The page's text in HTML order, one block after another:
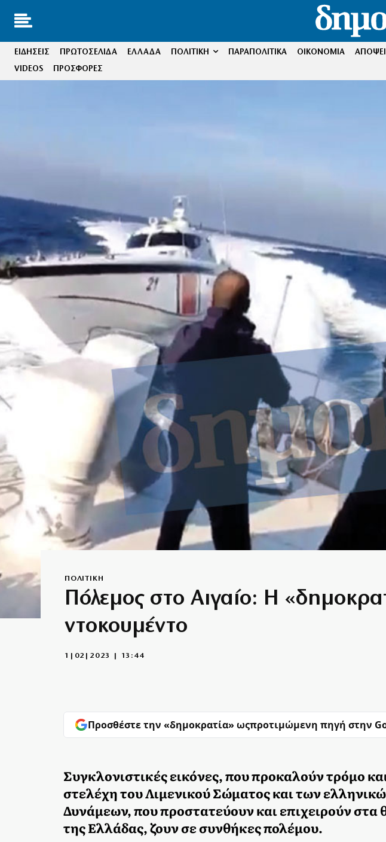
ΕΙΔΗΣΕΙΣ ΠΡΩΤΟΣΕΛΙΔΑ ΕΛΛΑΔΑ ΠΟΛΙΤΙΚΗ ΠΑΡΑΠΟΛΙΤΙΚΑ ΟΙΚΟΝΟΜΙΑ
VIDEOS
ΠΡΟΣΦΟΡΕΣ
ΠΟΛΙΤΙΚΗ
Πόλεμος στο Αιγαίο: Η
ντοκουμέντο
1|02|2023 | 13:44
Προσθέστε την «δημοκρατία» ωςπροτιμώμενη πηγή στην
Συγκλονιστικές εικόνες, που προκαλούν τρόμο
στελέχη του Λιμενικού Σώματος και των
Δυνάμεων, που προστατεύουν και επιχειρούν στα
της Ελλάδας, ζουν σε συνθήκες πολέμου.